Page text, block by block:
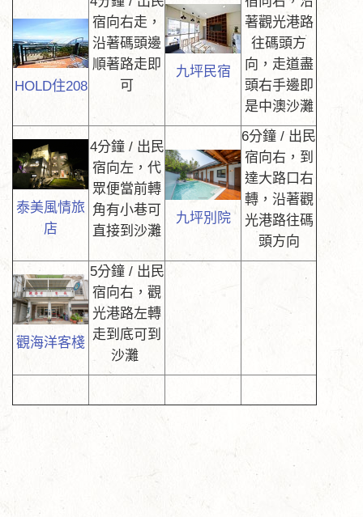
HOLD住208
宿向右走，
沿著碼頭邊
順著路走即
可
九坪民宿
著觀光港路
往碼頭方
向，走道盡
頭右手邊即
是中澳沙灘
泰美風情旅
店
4分鐘 / 出民
宿向左，代
眾便當前轉
角有小巷可
直接到沙灘
九坪別院
6分鐘 / 出民
宿向右，到
達大路口右
轉，沿著觀
光港路往碼
頭方向
觀海洋客棧
5分鐘 / 出民
宿向右，觀
光港路左轉
走到底可到
沙灘